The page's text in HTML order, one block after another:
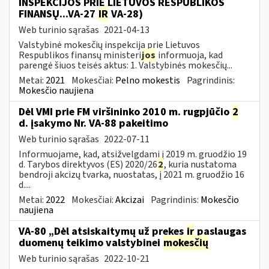
FINANSŲ...VA-27 IR VA-28)
Web turinio sąrašas 2021-04-13
Valstybinė mokesčių inspekcija prie Lietuvos
Respublikos finansų ministerijos informuoja, kad
parengė šiuos teisės aktus: 1. Valstybinės mokesčių...
Metai: 2021 Mokesčiai: Pelno mokestis Pagrindinis:
Mokesčio naujiena
Dėl VMI prie FM viršininko 2010 m. rugpjūčio 2
d. įsakymo Nr. VA-88 pakeitimo
Web turinio sąrašas 2022-07-11
Informuojame, kad, atsižvelgdami į 2019 m. gruodžio 19
d. Tarybos direktyvos (ES) 2020/262, kuria nustatoma
bendroji akcizų tvarka, nuostatas, į 2021 m. gruodžio 16
d....
Metai: 2022 Mokesčiai:Akcizai Pagrindinis: Mokesčio
naujiena
VA-80 „Dėl atsiskaitymų už prekes ir paslaugas
duomenų teikimo valstybinei mokesčių
Web turinio sąrašas 2022-10-21